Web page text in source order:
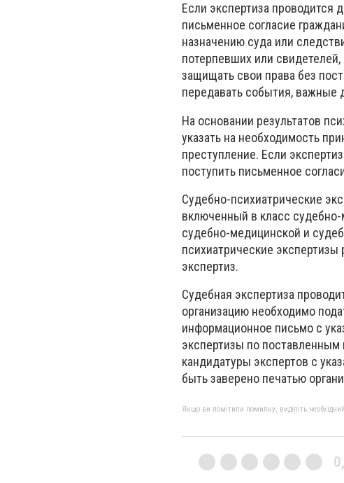
Если экспертиза проводится
письменное согласие
назначению суда или
потерпевших или
защищать свои права без
передавать события, важные
На основании результатов
указать на необходимость
преступление. Если
поступить письменное
Судебно-психиатрические
включенный в класс судебно-
судебно-медицинской и
психиатрические
экспертиз.
Судебная экспертиза
организацию необходимо
информационное письмо с
экспертизы по поставленным
кандидатуры экспертов с
быть заверено печатью
Якщо ви помітили помилку, виділіть